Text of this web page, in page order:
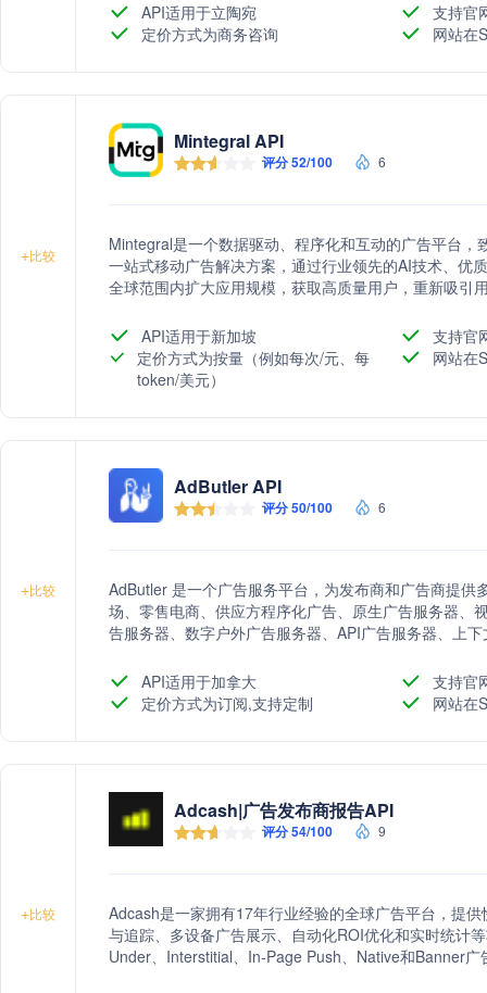
API适用于立陶宛
支持官
定价方式为商务咨询
网站在
+比较
Mintegral API
评分 52/100 6
Mintegral是一个数据驱动、程序化和互动的广告平台
一站式移动广告解决方案，通过行业领先的AI技术、优
全球范围内扩大应用规模，获取高质量用户，重新吸引
API适用于新加坡
支持官
定价方式为按量（例如每次/元、每
token/美元）
网站在
+比较
AdButler API
评分 50/100 6
AdButler 是一个广告服务平台，为发布商和广告商提供
场、零售电商、供应方程序化广告、原生广告服务器、
告服务器、数字户外广告服务器、API广告服务器、上
API适用于加拿大
支持官
定价方式为订阅,支持定制
网站在
+比较
Adcash|广告发布商报告API
评分 54/100 9
Adcash是一家拥有17年行业经验的全球广告平台，提
与追踪、多设备广告展示、自动化ROI优化和实时统计
Under、Interstitial、In-Page Push、Native和Banner